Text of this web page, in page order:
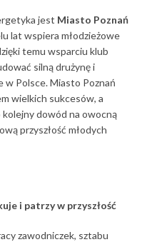
jest Miasto Poznań
lat wspiera młodzieżowe
temu wsparciu klub
silną drużynę i
w Polsce. Miasto Poznań
wielkich sukcesów, a
dowód na owocną
przyszłość młodych
i patrzy w przyszłość
zawodniczek, sztabu